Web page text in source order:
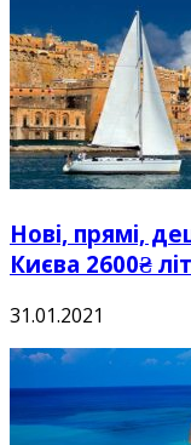
Нові, прямі,
Києва 2600₴
31.01.2021